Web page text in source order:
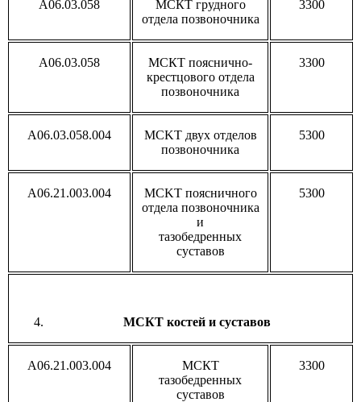
A06.03.058
МСКТ грудного
отдела позвоночника
3300
A06.03.058
МСКТ пояснично-
крестцового отдела
позвоночника
3300
A06.03.058.004
MCKT двух отделов
позвоночника
5300
A06.21.003.004
MCKT поясничного
отдела позвоночника
и
тазобедренных
суставов
5300
МСКТ костей и суставов
A06.21.003.004
МСКТ
тазобедренных
суставов
3300